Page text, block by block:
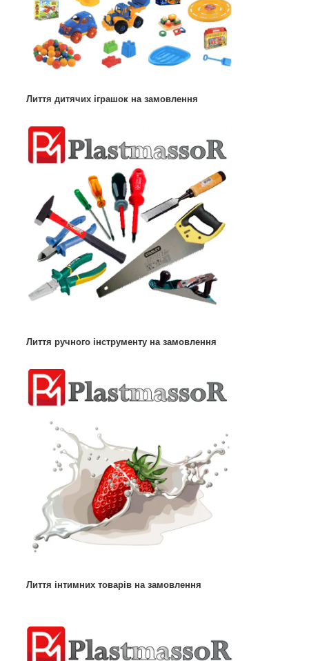
Лиття дитячих іграшок на замовлення
Лиття ручного інструменту на замовлення
Лиття інтимних товарів на замовлення